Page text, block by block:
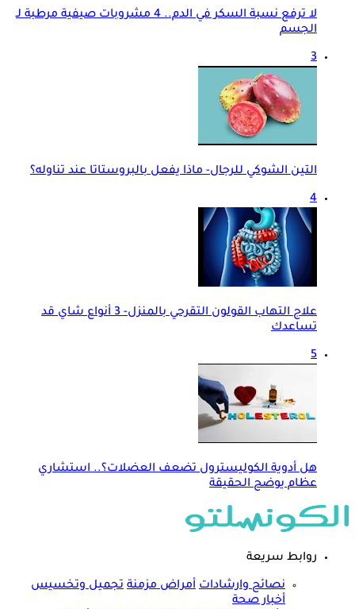
لا ترفع نسبة السكر في الدم.. 4 مشروبات صيفية مرطبة لـ
الجسم
3
التين الشوكي للرجال- ماذا يفعل بالبروستاتا عند تناوله؟
4
علاج التهاب القولون التقرحي بالمنزل- 3 أنواع شاي قد
تساعدك
5
هل أدوية الكوليسترول تضعف العضلات؟.. استشاري
عظام يوضح الحقيقة
روابط سريعة
نصائح وارشادات أمراض مزمنة تجميل وتخسيس
أخبار صحة